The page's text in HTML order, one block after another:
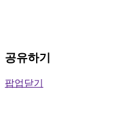
공유하기
팝업닫기